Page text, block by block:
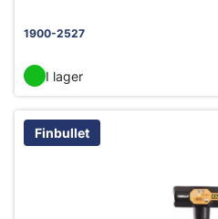
1900-2527
I lager
Finbullet